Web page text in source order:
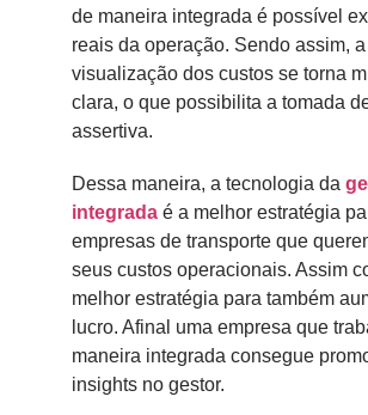
de maneira integrada é possível
reais da operação. Sendo assim, a
visualização dos custos se torna
clara, o que possibilita a tomada
assertiva.
Dessa maneira, a tecnologia da
integrada é a melhor estratégia
empresas de transporte que
seus custos operacionais. Assim
melhor estratégia para também
lucro. Afinal uma empresa que
maneira integrada consegue
insights no gestor.